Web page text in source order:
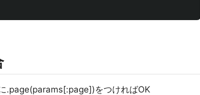
をつければOK